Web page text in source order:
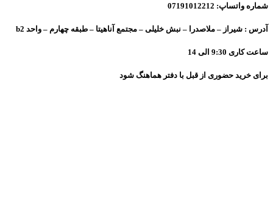
شماره واتساپ: 07191012212
آدرس : شیراز – ملاصدرا – نبش خلیلی – مجتمع آناهیتا – طبقه چهارم – واحد b2
ساعت کاری 9:30 الی 14
برای خرید حضوری از قبل با دفتر هماهنگ شود